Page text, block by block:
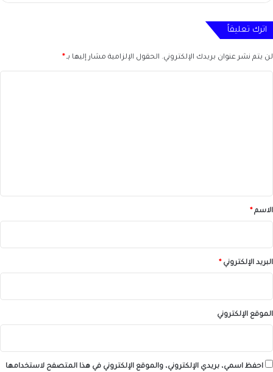
اترك تعليقاً
لن يتم نشر عنوان بريدك الإلكتروني. الحقول الإلزامية مشار إليها بـ *
*الاسم *
البريد الإلكتروني *
الموقع الإلكتروني
احفظ اسمي، بريدي الإلكتروني، والموقع الإلكتروني في هذا المتصفح لاستخدامها